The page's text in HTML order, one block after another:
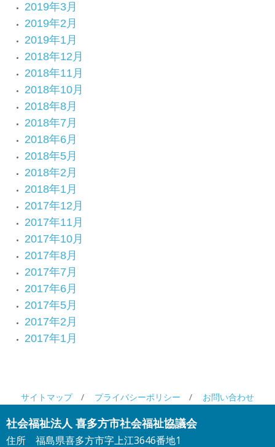
2019年3月
2019年2月
2019年1月
2018年12月
2018年11月
2018年10月
2018年8月
2018年7月
2018年6月
2018年5月
2018年2月
2018年1月
2017年12月
2017年11月
2017年10月
2017年8月
2017年7月
2017年6月
2017年5月
2017年2月
2017年1月
サイトマップ プライバシーポリシー お問い合わせ
社会福祉法人 喜多方市社会福祉協議会
住所 福島県喜多方市字上江3646番地1